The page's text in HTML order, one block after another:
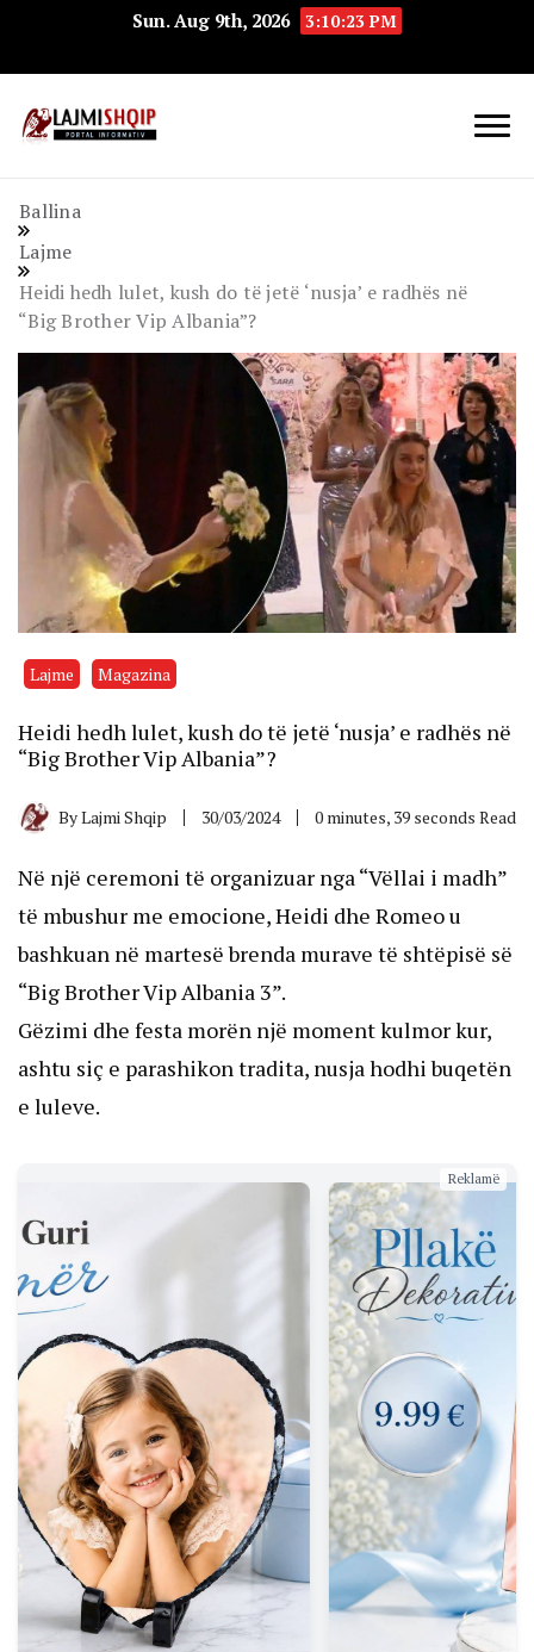
Sun. Aug 9th, 2026 3:10:24 PM
Ballina
Lajme
Heidi hedh lulet, kush do të jetë ‘nusja’ e radhës në
“Big Brother Vip Albania”?
Lajme Magazina
Heidi hedh lulet, kush do të jetë ‘nusja’ e radhës në
“Big Brother Vip Albania”?
ByLajmi Shqip 30/03/2024 0 minutes, 39 seconds Read
Në një ceremoni të organizuar nga “Vëllai i madh”
të mbushur me emocione, Heidi dhe Romeo u
bashkuan në martesë brenda murave të shtëpisë së
“Big Brother Vip Albania 3”.
Gëzimi dhe festa morën një moment kulmor kur,
ashtu siç e parashikon tradita, nusja hodhi buqetën
e luleve.
Reklamë